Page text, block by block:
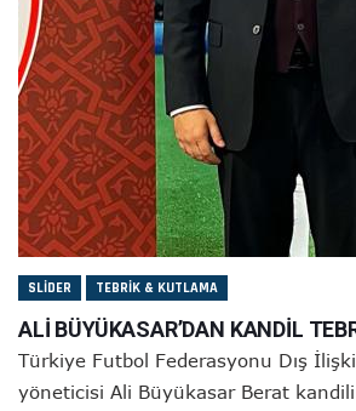
SLIDER TEBRIK & KUTLAMA
ALİ BÜYÜKASAR’DAN KANDİL
Türkiye Futbol Federasyonu Dış
yöneticisi Ali Büyükasar Berat